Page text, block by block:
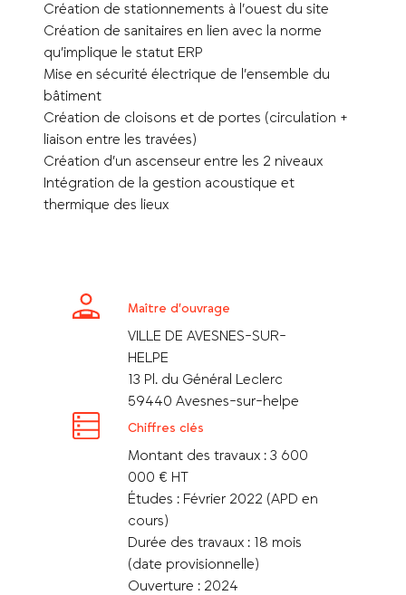
Création de stationnements à l’ouest du site
Création de sanitaires en lien avec la norme
qu’implique le statut ERP
Mise en sécurité électrique de l’ensemble du
bâtiment
Création de cloisons et de portes (circulation +
liaison entre les travées)
Création d’un ascenseur entre les 2 niveaux
Intégration de la gestion acoustique et
thermique des lieux
Maître d’ouvrage
VILLE DE AVESNES-SUR-
HELPE
13 Pl. du Général Leclerc
59440 Avesnes-sur-helpe
Chiffres clés
Montant des travaux : 3 600
000 € HT
Études : Février 2022 (APD en
cours)
Durée des travaux : 18 mois
(date provisionnelle)
Ouverture : 2024